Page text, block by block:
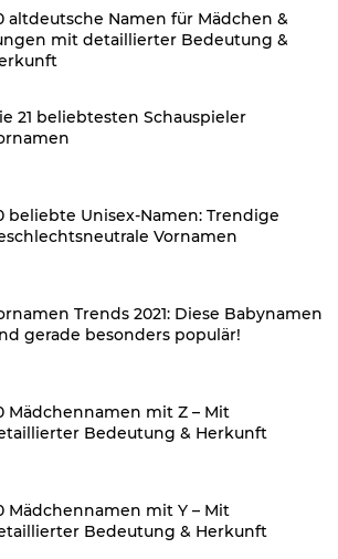
altdeutsche Namen für Mädchen &
mit detaillierter Bedeutung &
21 beliebtesten Schauspieler
beliebte Unisex-Namen: Trendige
Vornamen
Trends 2021: Diese Babynamen
gerade besonders populär!
Mädchennamen mit Z – Mit
Bedeutung & Herkunft
Mädchennamen mit Y – Mit
Bedeutung & Herkunft